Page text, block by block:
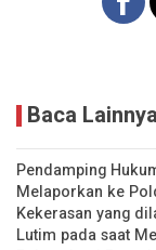
Baca Lainnya
Pendamping
Melaporkan ke
Kekerasan yang
Lutim pada saat